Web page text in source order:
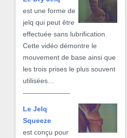
est une forme de
jelq qui peut être
effectuée sans lubrification.
Cette vidéo démontre le
mouvement de base ainsi que
les trois prises le plus souvent
utilisées…
Le Jelq
Squeeze
est conçu pour